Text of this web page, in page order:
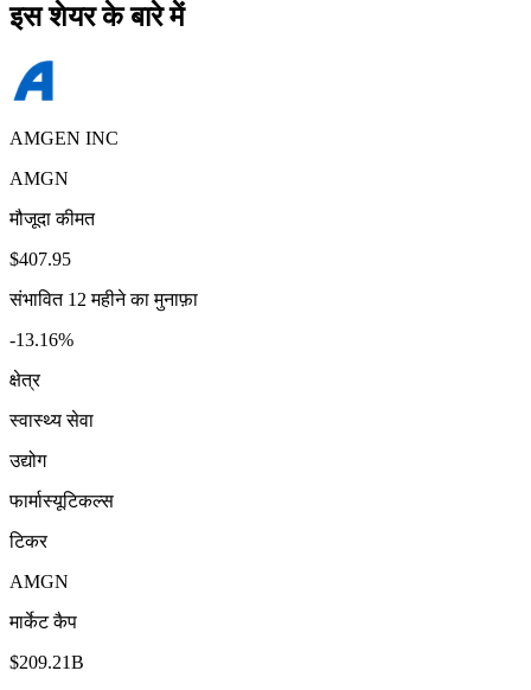
इस शेयर के बारे में
AMGEN INC
AMGN
मौजूदा कीमत
$407.95
संभावित 12 महीने का मुनाफ़ा
-13.16%
क्षेत्र
स्वास्थ्य सेवा
उद्योग
फार्मास्यूटिकल्स
टिकर
AMGN
मार्केट कैप
$209.21B